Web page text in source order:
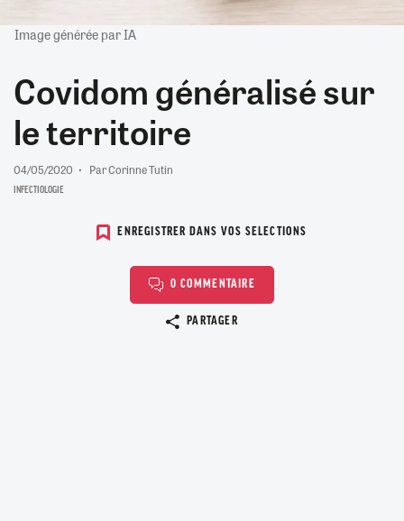
Image générée par IA
Covidom généralisé sur
le territoire
04/05/2020 Par Corinne Tutin
INFECTIOLOGIE
ENREGISTRER DANS VOS SELECTIONS
0 COMMENTAIRE
PARTAGER